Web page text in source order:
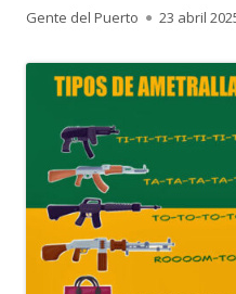
Autor
Gente del Puerto
Publicado
23 abril